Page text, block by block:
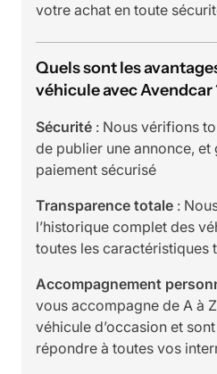
votre achat en toute
Quels sont les
véhicule avec Avendcar
Sécurité : Nous vérifions
de publier une annonce, et
paiement sécurisé
Transparence totale :
l’historique complet des
toutes les caractéristiques
Accompagnement
vous accompagne de A à
véhicule d’occasion et
répondre à toutes vos